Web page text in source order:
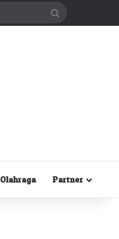
Olahraga Partner